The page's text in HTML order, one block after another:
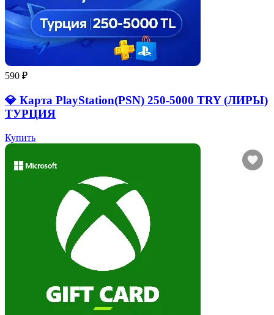
590 ₽
💎 Карта PlayStation(PSN) 250-5000 TRY (ЛИРЫ)
ТУРЦИЯ
Купить